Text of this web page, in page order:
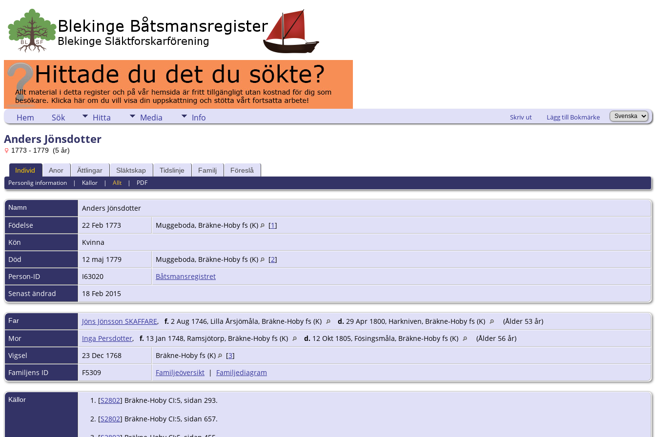
Hem Sök Hitta Media Info Skriv ut Lägg till Bokmärke
Anders Jönsdotter
1773 - 1779 (5 år)
Individ Anor Ättlingar Släktskap Tidslinje Familj Föreslå
Personlig information | Källor |Allt | PDF
Namn Anders Jönsdotter
Födelse
22 Feb 1773 Muggeboda, Bräkne-Hoby fs (K) [1]
Kön
Kvinna
Död
12 maj 1779 Muggeboda, Bräkne-Hoby fs (K) [2]
Person-ID
I63020
Båtsmansregistret
Senast ändrad
18 Feb 2015
Far Jöns Jönsson SKAFFARE, f. 2 Aug 1746, Lilla Årsjömåla, Bräkne-Hoby fs (K) d. 29 Apr 1800, Harkniven, Bräkne-Hoby fs (K)
(Ålder 53 år)
Mor
Inga Persdotter, f. 13 Jan 1748, Ramsjötorp, Bräkne-Hoby fs (K) d. 12 Okt 1805, Fösingsmåla, Bräkne-Hoby fs (K)
(Ålder 56 år)
Vigsel
23 Dec 1768 Bräkne-Hoby fs (K) [3]
Familjens ID
F5309 Familjeöversikt | Familjediagram
Källor [S2802] Bräkne-Hoby CI:5, sidan 293.
[S2802] Bräkne-Hoby CI:5, sidan 657.